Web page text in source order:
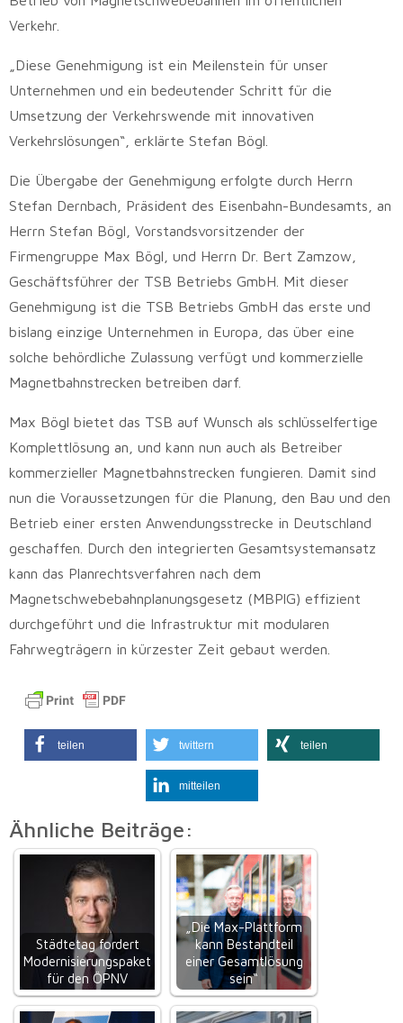
Verkehr.
„Diese Genehmigung ist ein Meilenstein für unser
Unternehmen und ein bedeutender Schritt für die
Umsetzung der Verkehrswende mit innovativen
Verkehrslösungen“, erklärte Stefan Bögl.
Die Übergabe der Genehmigung erfolgte durch Herrn
Stefan Dernbach, Präsident des Eisenbahn-Bundesamts, an
Herrn Stefan Bögl, Vorstandsvorsitzender der
Firmengruppe Max Bögl, und Herrn Dr. Bert Zamzow,
Geschäftsführer der TSB Betriebs GmbH. Mit dieser
Genehmigung ist die TSB Betriebs GmbH das erste und
bislang einzige Unternehmen in Europa, das über eine
solche behördliche Zulassung verfügt und kommerzielle
Magnetbahnstrecken betreiben darf.
Max Bögl bietet das TSB auf Wunsch als schlüsselfertige
Komplettlösung an, und kann nun auch als Betreiber
kommerzieller Magnetbahnstrecken fungieren. Damit sind
nun die Voraussetzungen für die Planung, den Bau und den
Betrieb einer ersten Anwendungsstrecke in Deutschland
geschaffen. Durch den integrierten Gesamtsystemansatz
kann das Planrechtsverfahren nach dem
Magnetschwebebahnplanungsgesetz (MBPlG) effizient
durchgeführt und die Infrastruktur mit modularen
Fahrwegträgern in kürzester Zeit gebaut werden.
teilen twittern teilen
mitteilen
Ähnliche Beiträge:
Städtetag fordert
Modernisierungspaket
für den ÖPNV
„Die Max-Plattform
kann Bestandteil
einer Gesamtlösung
sein“